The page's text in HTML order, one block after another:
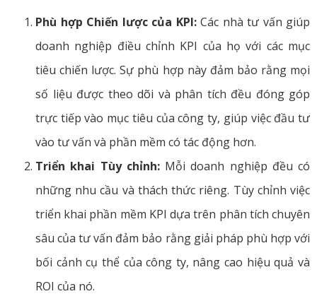
Phù hợp Chiến lược của KPI:Các nhà tư vấn giúp
doanh nghiệp điều chỉnh KPI của họ với các mục
tiêu chiến lược. Sự phù hợp này đảm bảo rằng mọi
số liệu được theo dõi và phân tích đều đóng góp
trực tiếp vào mục tiêu của công ty, giúp việc đầu tư
vào tư vấn và phần mềm có tác động hơn.
Triển khai Tùy chỉnh:Mỗi doanh nghiệp đều có
những nhu cầu và thách thức riêng. Tùy chỉnh việc
triển khai phần mềm KPI dựa trên phân tích chuyên
sâu của tư vấn đảm bảo rằng giải pháp phù hợp với
bối cảnh cụ thể của công ty, nâng cao hiệu quả và
ROI của nó.